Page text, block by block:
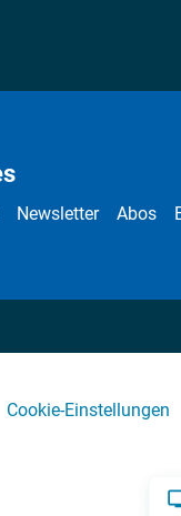
Newsletter Abos
Cookie-Einstellungen